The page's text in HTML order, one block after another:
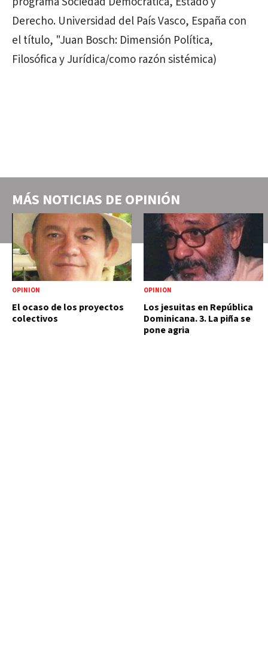
Derecho. Universidad del País Vasco, España con
el título, "Juan Bosch: Dimensión Política,
Filosófica y Jurídica/como razón sistémica)
MÁS NOTICIAS DE OPINIÓN
OPINIÓN
El ocaso de los proyectos
colectivos
OPINIÓN
Los jesuitas en República
Dominicana. 3. La piña se
pone agria